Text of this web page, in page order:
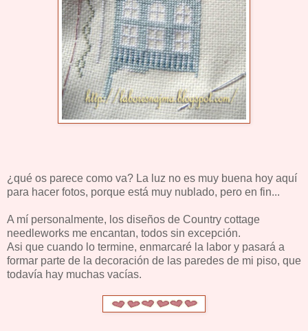
¿qué os parece como va? La luz no es muy buena hoy aquí
para hacer fotos, porque está muy nublado, pero en fin...
A mí personalmente, los diseños de Country cottage
needleworks me encantan, todos sin excepción.
Asi que cuando lo termine, enmarcaré la labor y pasará a
formar parte de la decoración de las paredes de mi piso, que
todavía hay muchas vacías.